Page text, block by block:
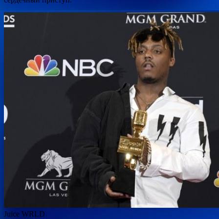
Juice WRLD